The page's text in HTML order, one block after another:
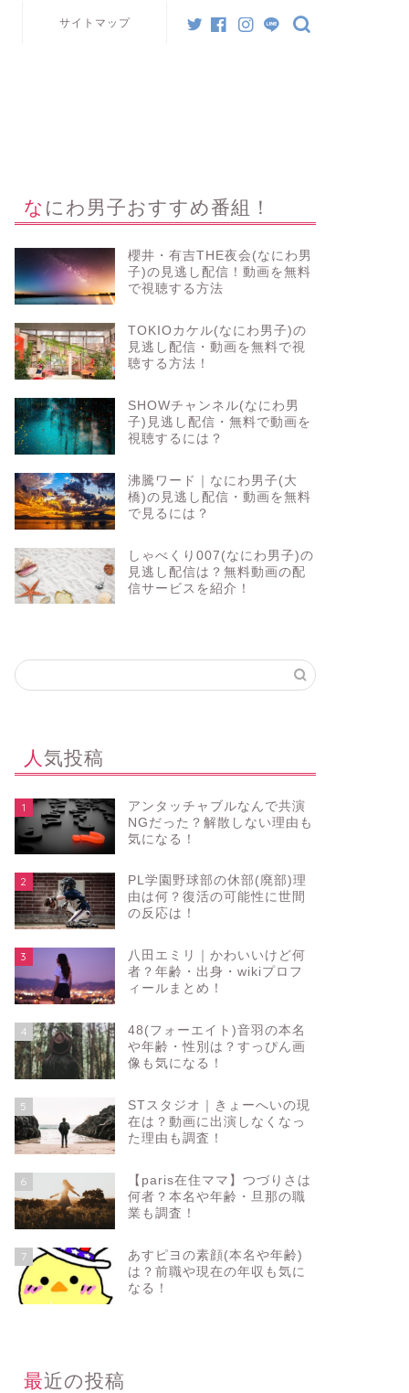
サイトマップ
なにわ男子おすすめ番組！
櫻井・有吉THE夜会(なにわ男
子)の見逃し配信！動画を無料
で視聴する方法
TOKIOカケル(なにわ男子)の
見逃し配信・動画を無料で視
聴する方法！
SHOWチャンネル(なにわ男
子)見逃し配信・無料で動画を
視聴するには？
沸騰ワード｜なにわ男子(大
橋)の見逃し配信・動画を無料
で見るには？
しゃべくり007(なにわ男子)の
見逃し配信は？無料動画の配
信サービスを紹介！
人気投稿
1
アンタッチャブルなんで共演
NGだった？解散しない理由も
気になる！
2
PL学園野球部の休部(廃部)理
由は何？復活の可能性に世間
の反応は！
3
八田エミリ｜かわいいけど何
者？年齢・出身・wikiプロフ
ィールまとめ！
4
48(フォーエイト)音羽の本名
や年齢・性別は？すっぴん画
像も気になる！
5
STスタジオ｜きょーへいの現
在は？動画に出演しなくなっ
た理由も調査！
6
【paris在住ママ】つづりさは
何者？本名や年齢・旦那の職
業も調査！
7
あすピヨの素顔(本名や年齢)
は？前職や現在の年収も気に
なる！
最近の投稿